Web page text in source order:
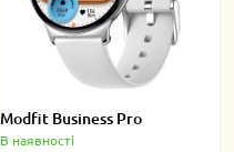
Modfit Business Pro
В наявності